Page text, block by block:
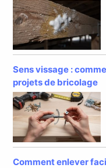
Sens vissage :
projets de bricolage
Comment enlever